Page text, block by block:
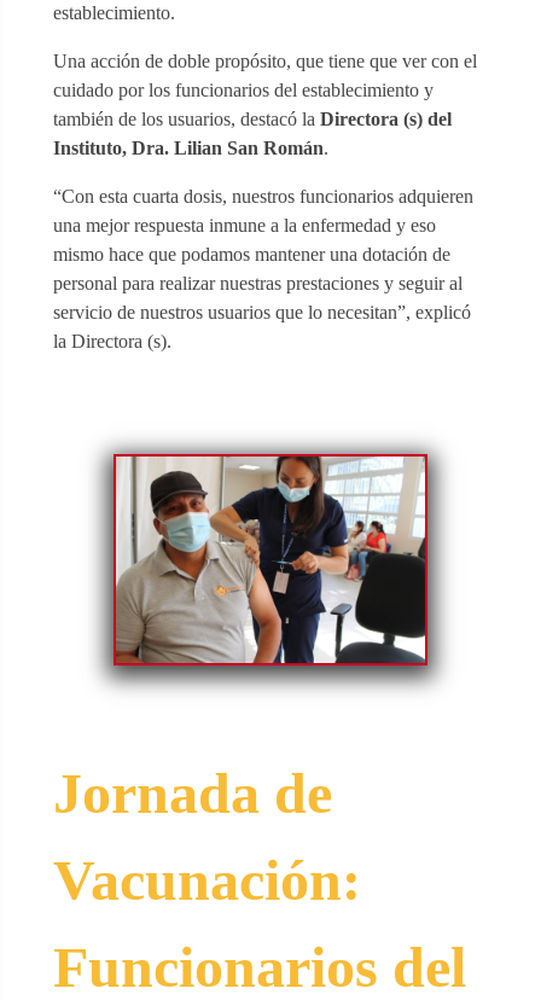
establecimiento.
Una acción de doble propósito, que tiene que ver con el
cuidado por los funcionarios del establecimiento y
también de los usuarios, destacó la Directora (s) del
Instituto, Dra. Lilian San Román.
“Con esta cuarta dosis, nuestros funcionarios adquieren
una mejor respuesta inmune a la enfermedad y eso
mismo hace que podamos mantener una dotación de
personal para realizar nuestras prestaciones y seguir al
servicio de nuestros usuarios que lo necesitan”, explicó
la Directora (s).
Jornada de
Vacunación:
Funcionarios del